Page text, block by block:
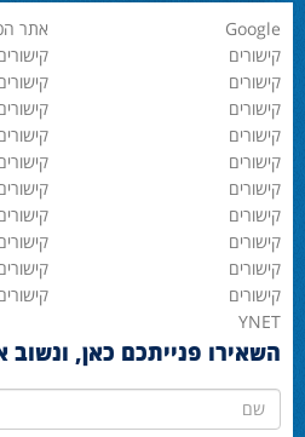
Google אתר
YNET
קישורים
קישורים
קישורים
קישורים
קישורים
קישורים
קישורים
קישורים
קישורים
קישורים
השאירו פנייתכם כאן,
שם